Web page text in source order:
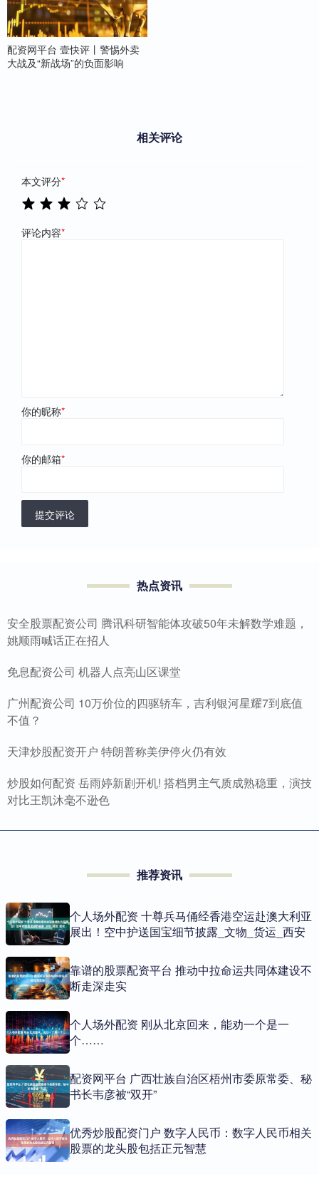
配资网平台 壹快评丨警惕外卖
大战及“新战场”的负面影响
相关评论
本文评分*
评论内容*
你的昵称*
你的邮箱*
提交评论
热点资讯
安全股票配资公司 腾讯科研智能体攻破50年未解数学难题，
姚顺雨喊话正在招人
免息配资公司 机器人点亮山区课堂
广州配资公司 10万价位的四驱轿车，吉利银河星耀7到底值
不值？
天津炒股配资开户 特朗普称美伊停火仍有效
炒股如何配资 岳雨婷新剧开机! 搭档男主气质成熟稳重，演技
对比王凯沐毫不逊色
推荐资讯
个人场外配资 十尊兵马俑经香港空运赴澳大利亚
展出！空中护送国宝细节披露_文物_货运_西安
靠谱的股票配资平台 推动中拉命运共同体建设不
断走深走实
个人场外配资 刚从北京回来，能劝一个是一
个……
配资网平台 广西壮族自治区梧州市委原常委、秘
书长韦彦被“双开”
优秀炒股配资门户 数字人民币：数字人民币相关
股票的龙头股包括正元智慧